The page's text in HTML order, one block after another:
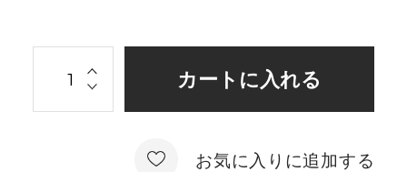
お気に入りに追加する